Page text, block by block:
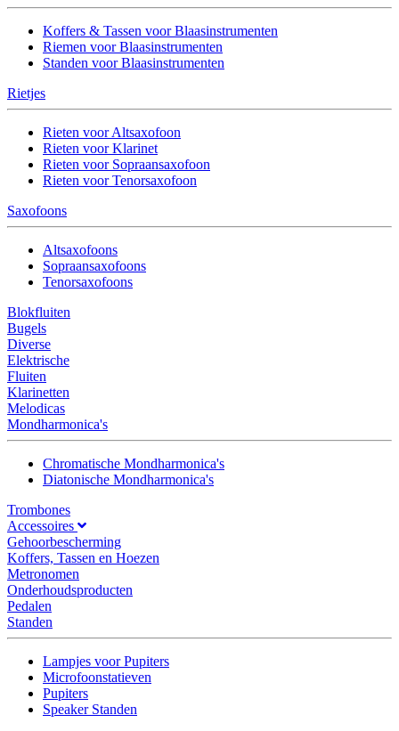
Koffers & Tassen voor Blaasinstrumenten
Riemen voor Blaasinstrumenten
Standen voor Blaasinstrumenten
Rietjes
Rieten voor Altsaxofoon
Rieten voor Klarinet
Rieten voor Sopraansaxofoon
Rieten voor Tenorsaxofoon
Saxofoons
Altsaxofoons
Sopraansaxofoons
Tenorsaxofoons
Blokfluiten
Bugels
Diverse
Elektrische
Fluiten
Klarinetten
Melodicas
Mondharmonica's
Chromatische Mondharmonica's
Diatonische Mondharmonica's
Trombones
Accessoires
Gehoorbescherming
Koffers, Tassen en Hoezen
Metronomen
Onderhoudsproducten
Pedalen
Standen
Lampjes voor Pupiters
Microfoonstatieven
Pupiters
Speaker Standen